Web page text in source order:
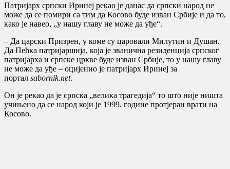
Патријарх српски Иринеј рекао је данас да српски народ не
може да се помири са тим да Косово буде изван Србије и да то,
како је навео, „у нашу главу не може да уђе“.
– Да царски Призрен, у коме су царовали Милутин и Душан.
Да Пећка патријаршија, која је званична резиденција српског
патријарха и српске цркве буде изван Србије, то у нашу главу
не може да уђе – оцијенио је патријарх Иринеј за
портал sabornik.net.
Он је рекао да је српска „велика трагедија“ то што није ништа
учињено да се народ који је 1999. године протјеран врати на
Косово.